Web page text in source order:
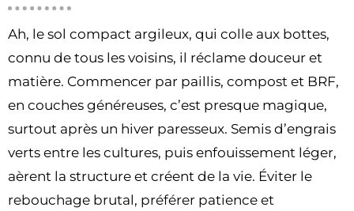
Ah, le sol compact argileux, qui colle aux bottes,
connu de tous les voisins, il réclame douceur et
matière. Commencer par paillis, compost et BRF,
en couches généreuses, c’est presque magique,
surtout après un hiver paresseux. Semis d’engrais
verts entre les cultures, puis enfouissement léger,
aèrent la structure et créent de la vie. Éviter le
rebouchage brutal, préférer patience et